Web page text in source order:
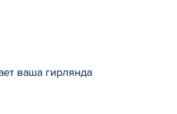
ваша гирлянда